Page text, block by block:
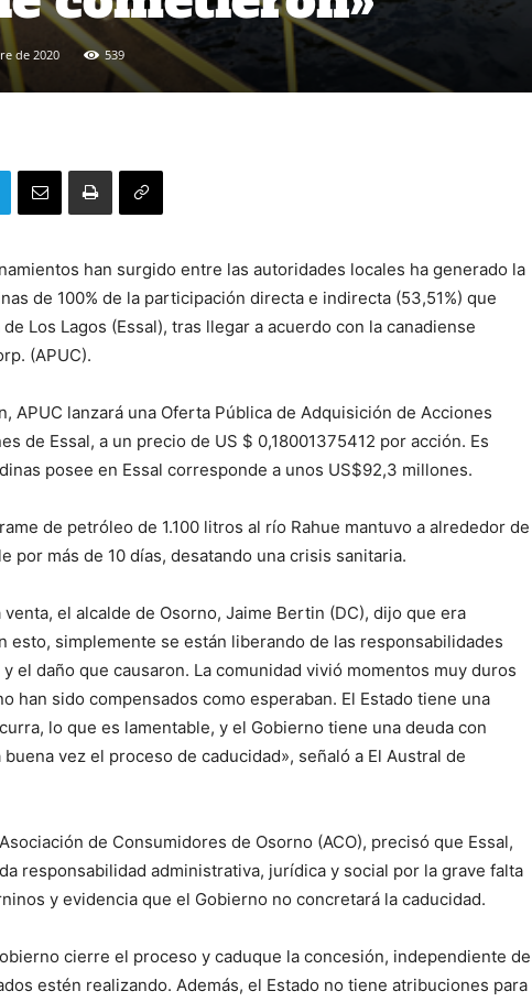
de 2020 539
han surgido entre las autoridades locales ha generado la
de 100% de la participación directa e indirecta (53,51%) que
Los Lagos (Essal), tras llegar a acuerdo con la canadiense
(APUC).
APUC lanzará una Oferta Pública de Adquisición de Acciones
de Essal, a un precio de US $ 0,18001375412 por acción. Es
posee en Essal corresponde a unos US$92,3 millones.
de petróleo de 1.100 litros al río Rahue mantuvo a alrededor de
por más de 10 días, desatando una crisis sanitaria.
el alcalde de Osorno, Jaime Bertin (DC), dijo que era
esto, simplemente se están liberando de las responsabilidades
el daño que causaron. La comunidad vivió momentos muy duros
han sido compensados como esperaban. El Estado tiene una
lo que es lamentable, y el Gobierno tiene una deuda con
vez el proceso de caducidad», señaló a El Austral de
de Consumidores de Osorno (ACO), precisó que Essal,
responsabilidad administrativa, jurídica y social por la grave falta
y evidencia que el Gobierno no concretará la caducidad.
cierre el proceso y caduque la concesión, independiente de
estén realizando. Además, el Estado no tiene atribuciones para